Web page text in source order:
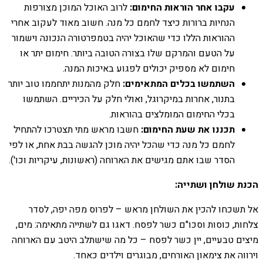
עקבו אחר הוראות החימום: לרוב האוכל המוכן מצורפות
הנחיות ברורות כיצד לחמם כל מנה. חשוב מאוד לעקוב אחרי
ההוראות הללו כדי שהאוכל יהיה בטמפרטורה הנכונה וישמור
על הטעם והמרקם שלו בצורה הטובה ביותר. חימום יתר או
חימום לא מספיק יכולים לפגוע באיכות המנה.
השתמשו בכלים המתאימים: חלק מהמנות יתחממו טוב יותר
בתנור, אחרות במיקרוגל, ואולי חלק על הכיריים. השתמשו
בכלי החימום המומלצים בהוראות.
תכננו את שעת החימום: חשבו מראש מתי תצטרכו להתחיל
לחמם כל מנה כדי שהכל יהיה מוכן להגשה בבת אחת, או לפי
הסדר שבו אתם מגישים את הארוחה (ראשונות, עיקריות וכו').
הכנת שולחן ושתייה:
אל תשכחו להכין את השולחן מראש – לפרוס מפה יפה, לסדר
צלחות, כוסות וסכו"ם כשר לפסח. דאגו גם לשתייה מתאימה: מים,
מיצים טבעיים, יין כשר לפסח – כל מה שישתלב היטב עם הארוחה
וירווה את צימאון האורחים, מבוגרים וילדים כאחד.